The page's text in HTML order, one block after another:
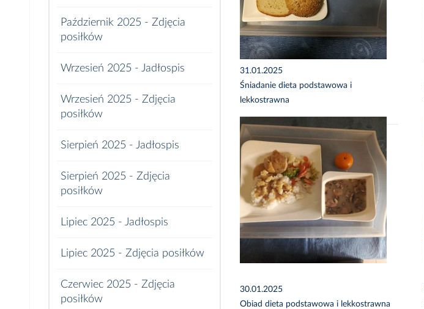
Październik 2025 - Zdjęcia
posiłków
Wrzesień 2025 - Jadłospis
Wrzesień 2025 - Zdjęcia
posiłków
Sierpień 2025 - Jadłospis
Sierpień 2025 - Zdjęcia
posiłków
Lipiec 2025 - Jadłospis
Lipiec 2025 - Zdjęcia posiłków
Czerwiec 2025 - Zdjęcia
posiłków
31.01.2025
Śniadanie dieta podstawowa i
lekkostrawna
30.01.2025
Obiad dieta podstawowa i lekkostrawna